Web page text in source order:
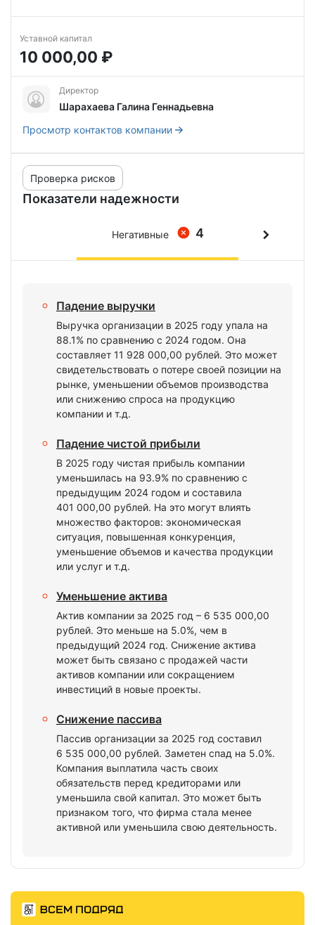
Уставной капитал
10 000,00 ₽
Директор
Шарахаева Галина Геннадьевна
Просмотр контактов компании
Показатели надежности
Проверка рисков
4
Негативные
Падение выручки
Выручка организации в 2025 году упала на
88.1% по сравнению с 2024 годом. Она
составляет 11 928 000,00 рублей. Это может
свидетельствовать о потере своей позиции на
рынке, уменьшении объемов производства
или снижению спроса на продукцию
компании и т.д.
Падение чистой прибыли
В 2025 году чистая прибыль компании
уменьшилась на 93.9% по сравнению с
предыдущим 2024 годом и составила
401 000,00 рублей. На это могут влиять
множество факторов: экономическая
ситуация, повышенная конкуренция,
уменьшение объемов и качества продукции
или услуг и т.д.
Уменьшение актива
Актив компании за 2025 год – 6 535 000,00
рублей. Это меньше на 5.0%, чем в
предыдущий 2024 год. Снижение актива
может быть связано с продажей части
активов компании или сокращением
инвестиций в новые проекты.
Снижение пассива
Пассив организации за 2025 год составил
6 535 000,00 рублей. Заметен спад на 5.0%.
Компания выплатила часть своих
обязательств перед кредиторами или
уменьшила свой капитал. Это может быть
признаком того, что фирма стала менее
активной или уменьшила свою деятельность.